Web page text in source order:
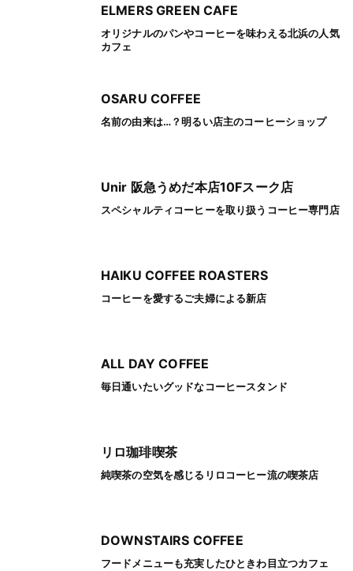
ELMERS GREEN CAFE
オリジナルのパンやコーヒーを味わえる北浜の人気
カフェ
OSARU COFFEE
名前の由来は…？明るい店主のコーヒーショップ
Unir 阪急うめだ本店10Fスーク店
スペシャルティコーヒーを取り扱うコーヒー専門店
HAIKU COFFEE ROASTERS
コーヒーを愛するご夫婦による新店
ALL DAY COFFEE
毎日通いたいグッドなコーヒースタンド
リロ珈琲喫茶
純喫茶の空気を感じるリロコーヒー流の喫茶店
DOWNSTAIRS COFFEE
フードメニューも充実したひときわ目立つカフェ